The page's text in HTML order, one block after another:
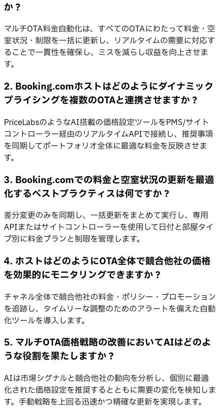
か？
マルチOTA料金自動化は、すべてのOTAにわたって料金・空
室状況・制限を一括に更新し、リアルタイムの需要に対応す
ることで一貫性を確保し、ミスを減らし収益を向上させま
す。
2. Booking.comホストはどのようにダイナミック
プライシングを複数のOTAと連携させますか？
PriceLabsのようなAI搭載の価格設定ツールをPMS/サイト
コントローラー経由のリアルタイムAPIで接続し、推奨事項
を同期してポートフォリオ全体に最適な料金を反映させま
す。
3. Booking.comでの料金と空室状況の更新を最適
化するベストプラクティスは何ですか？
差分変更のみを同期し、一括更新をまとめて実行し、専用
APIまたはサイトコントローラーを使用して日付と部屋タイ
プ別に料金プランと制限を管理します。
4. ホストはどのようにOTA全体で競合他社の価格
を効果的にモニタリングできますか？
チャネル全体で競合他社の料金・ポリシー・プロモーション
を追跡し、タイムリーな調整のためのアラートを備えた自動
化ツールを導入します。
5. マルチOTA価格戦略の改善においてAIはどのよ
うな役割を果たしますか？
AIは市場シグナルと競合他社の動向を分析し、個別に最適
化された価格設定を推奨するとともに需要の変化を検知しま
す。手動戦略を上回る迅速かつ精確な更新を実現します。